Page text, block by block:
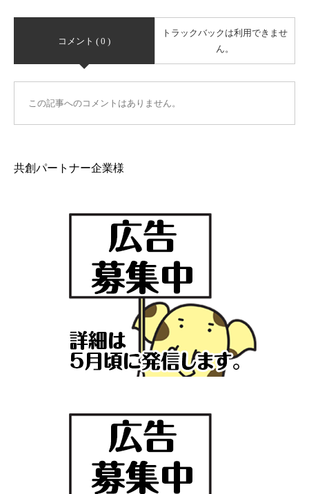
コメント ( 0 )
トラックバックは利用できませ
ん。
この記事へのコメントはありません。
共創パートナー企業様